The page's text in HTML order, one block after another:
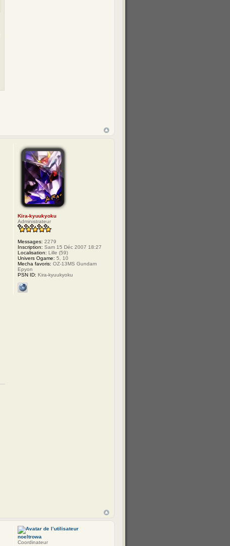
Kira-kyuukyoku
Administrateur
Messages: 2279
Inscription: Sam 15 Déc 2007 18:27
Localisation: Lille (59)
Univers Ogame: 5, 10
Mecha favoris: OZ-13MS Gundam
Epyon
PSN ID: Kira-kyuukyoku
noeltrowa
Coordinateur